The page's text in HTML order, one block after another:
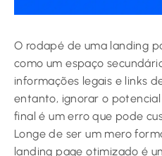
O rodapé de uma landing
como um espaço
informações legais e links
entanto, ignorar o
final é um erro que pode
Longe de ser um mero
landing page otimizado é